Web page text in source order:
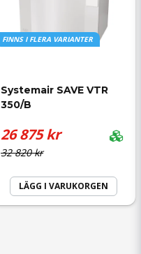
FINNS I FLERA VARIANTER
Systemair SAVE VTR
350/B
32 820 kr
26 875 kr
LÄGG I VARUKORGEN